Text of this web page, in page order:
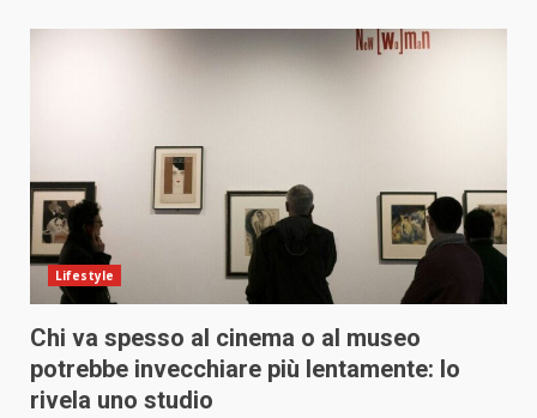
Lifestyle
Chi va spesso al cinema o al museo
potrebbe invecchiare più lentamente: lo
rivela uno studio